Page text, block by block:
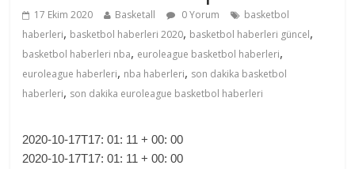
17 Ekim 2020 Basketall 0 Yorum
basketbol
haberleri, basketbol haberleri 2020, basketbol haberleri güncel,
basketbol haberleri nba, euroleague basketbol haberleri,
euroleague haberleri, nba haberleri, son dakika basketbol
haberleri, son dakika euroleague basketbol haberleri
2020-10-17T17: 01: 11 + 00: 00
2020-10-17T17: 01: 11 + 00: 00